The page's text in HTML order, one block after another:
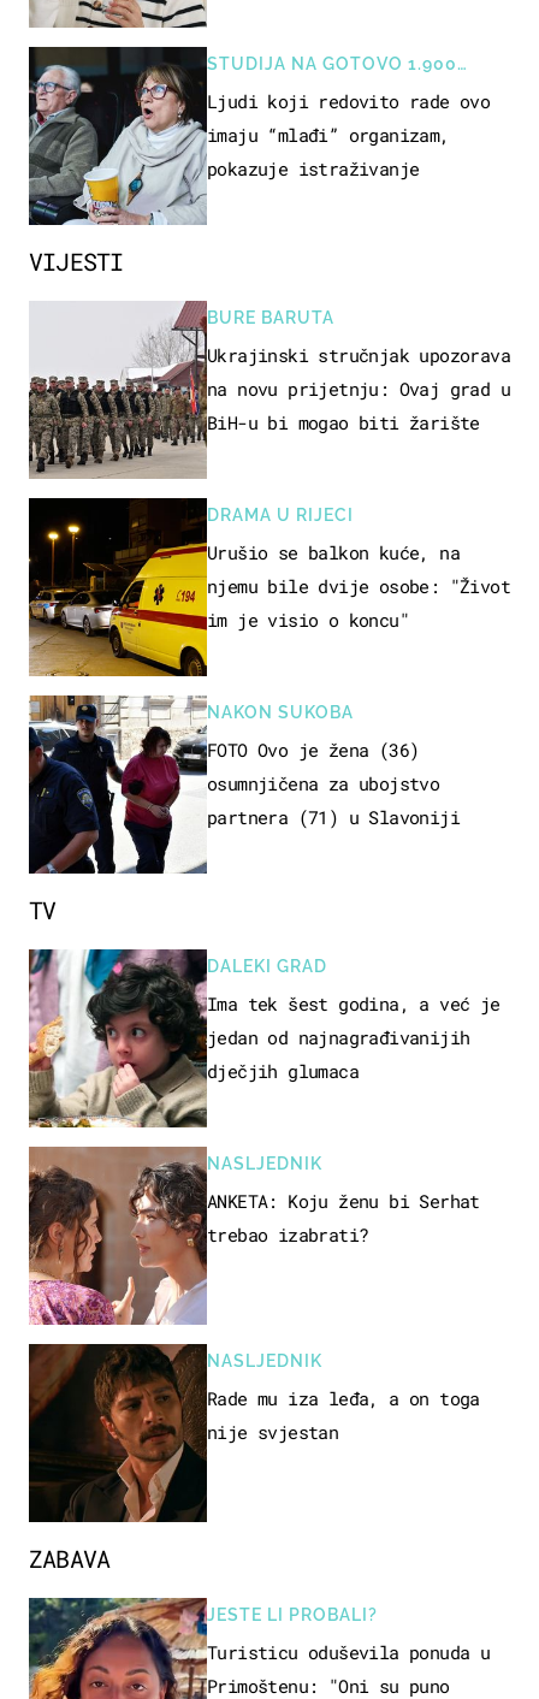
VIJESTI
BURE BARUTA
Ukrajinski stručnjak upozorava
na novu prijetnju: Ovaj grad u
BiH-u bi mogao biti žarište
DRAMA U RIJECI
Urušio se balkon kuće, na
njemu bile dvije osobe: "Život
im je visio o koncu"
NAKON SUKOBA
FOTO Ovo je žena (36)
osumnjičena za ubojstvo
partnera (71) u Slavoniji
STUDIJA NA GOTOVO 1.900
OSOBA
Ljudi koji redovito rade ovo
imaju “mlađi” organizam,
pokazuje istraživanje
ZABAVA
JESTE LI PROBALI?
Turisticu oduševila ponuda u
Primoštenu: "Oni su puno
TV
DALEKI GRAD
Ima tek šest godina, a već je
jedan od najnagrađivanijih
dječjih glumaca
NASLJEDNIK
ANKETA: Koju ženu bi Serhat
trebao izabrati?
NASLJEDNIK
Rade mu iza leđa, a on toga
nije svjestan